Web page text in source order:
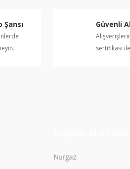
Güvenli
sertifikası
Nurgaz